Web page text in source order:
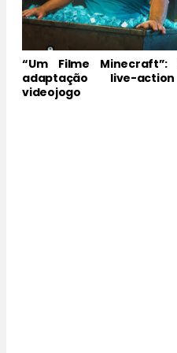
“Um Filme
adaptação live-
videojogo